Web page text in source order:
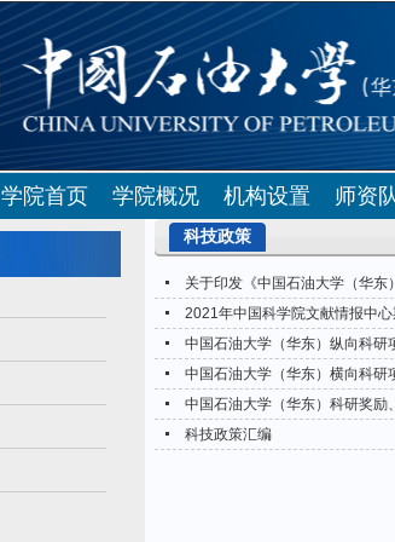
学院首页 学院概况 机构设置 师资
科技政策
关于印发《中国石油大学（华
2021年中国科学院文献情报中
中国石油大学（华东）纵向科研
中国石油大学（华东）横向科研
中国石油大学（华东）科研奖励
科技政策汇编